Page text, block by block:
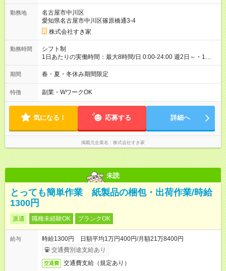
30日（※条件変更なし）ですが、切り上げで一ヶ月とさせてい
ただきます。 研修制度あり：15時間(研修中も同時給）
勤務地
名古屋市中川区
愛知県名古屋市中川区篠原橋通3-4
株式会社すき家
勤務時間
シフト制
1日あたりの実働時間：最大8時間/日 0:00-24:00 週2日～・1日
2h～OK ＜シフト例＞ 〇朝帯 5:00-9:00 〇昼帯 9:00-14:00 〇午
後帯 14:00-18:00 〇夜帯 18:00-22:00 〇深夜帯 22:00-翌5:00 基
ます♪
期間 春・夏・冬休み期間限定
特徴 副業・WワークOK
気になる！ 応募する 詳細へ
掲載元企業名 株式会社すき家
未読
とっても簡単作業 紙製品の梱包・出荷作業/時給
1300円
派遣 職種未経験OK ブランクOK
給与
時給1300円 日額平均1万円400円/月額21万8400円
交通費別途支給あり
交通費 交通費支給（規定あり）